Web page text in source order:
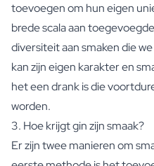
Gender Reveal Cadeau
Kraamcadeau
Originele Doopsuiker
Wil je mijn Getuige Zijn Cadeau
Huwelijksaanzoek Cadeau
Uitnodiging Huwelijk
Vrijgezellenfeest Inzamelactie
Huwelijksbedankje
Huwelijksverjaardag Cadeau
Proficiat met Jullie Huwelijk
toevoegen om hun eigen
brede scala aan
diversiteit aan smaken die
kan zijn eigen karakter en
het een drank is die
worden.
3. Hoe krijgt gin zijn smaak?
Er zijn twee manieren om